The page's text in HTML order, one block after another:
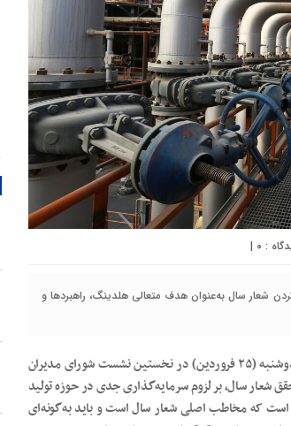
۰ |
شعار سال به‌عنوان هدف متعالی هلدینگ، راهبردها و
به گزارش نفت نما به نقل از هلدینگ پتروفرهنگ، جواد زارع‌پور دوشنبه (۲۵ فروردین) در نخستین نشست شورای مدیران
در تحقق شعار سال، بر لزوم سرمایه‌گذاری جدی در حوزه تولید
که مخاطب اصلی شعار سال است و باید به‌گونه‌ای